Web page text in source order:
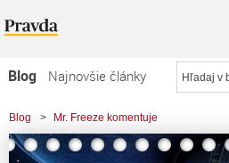
Blog
Najnovšie články
Najčítanejšie články
Najkomentovanejšie články
Blog > Mr. Freeze komentuje